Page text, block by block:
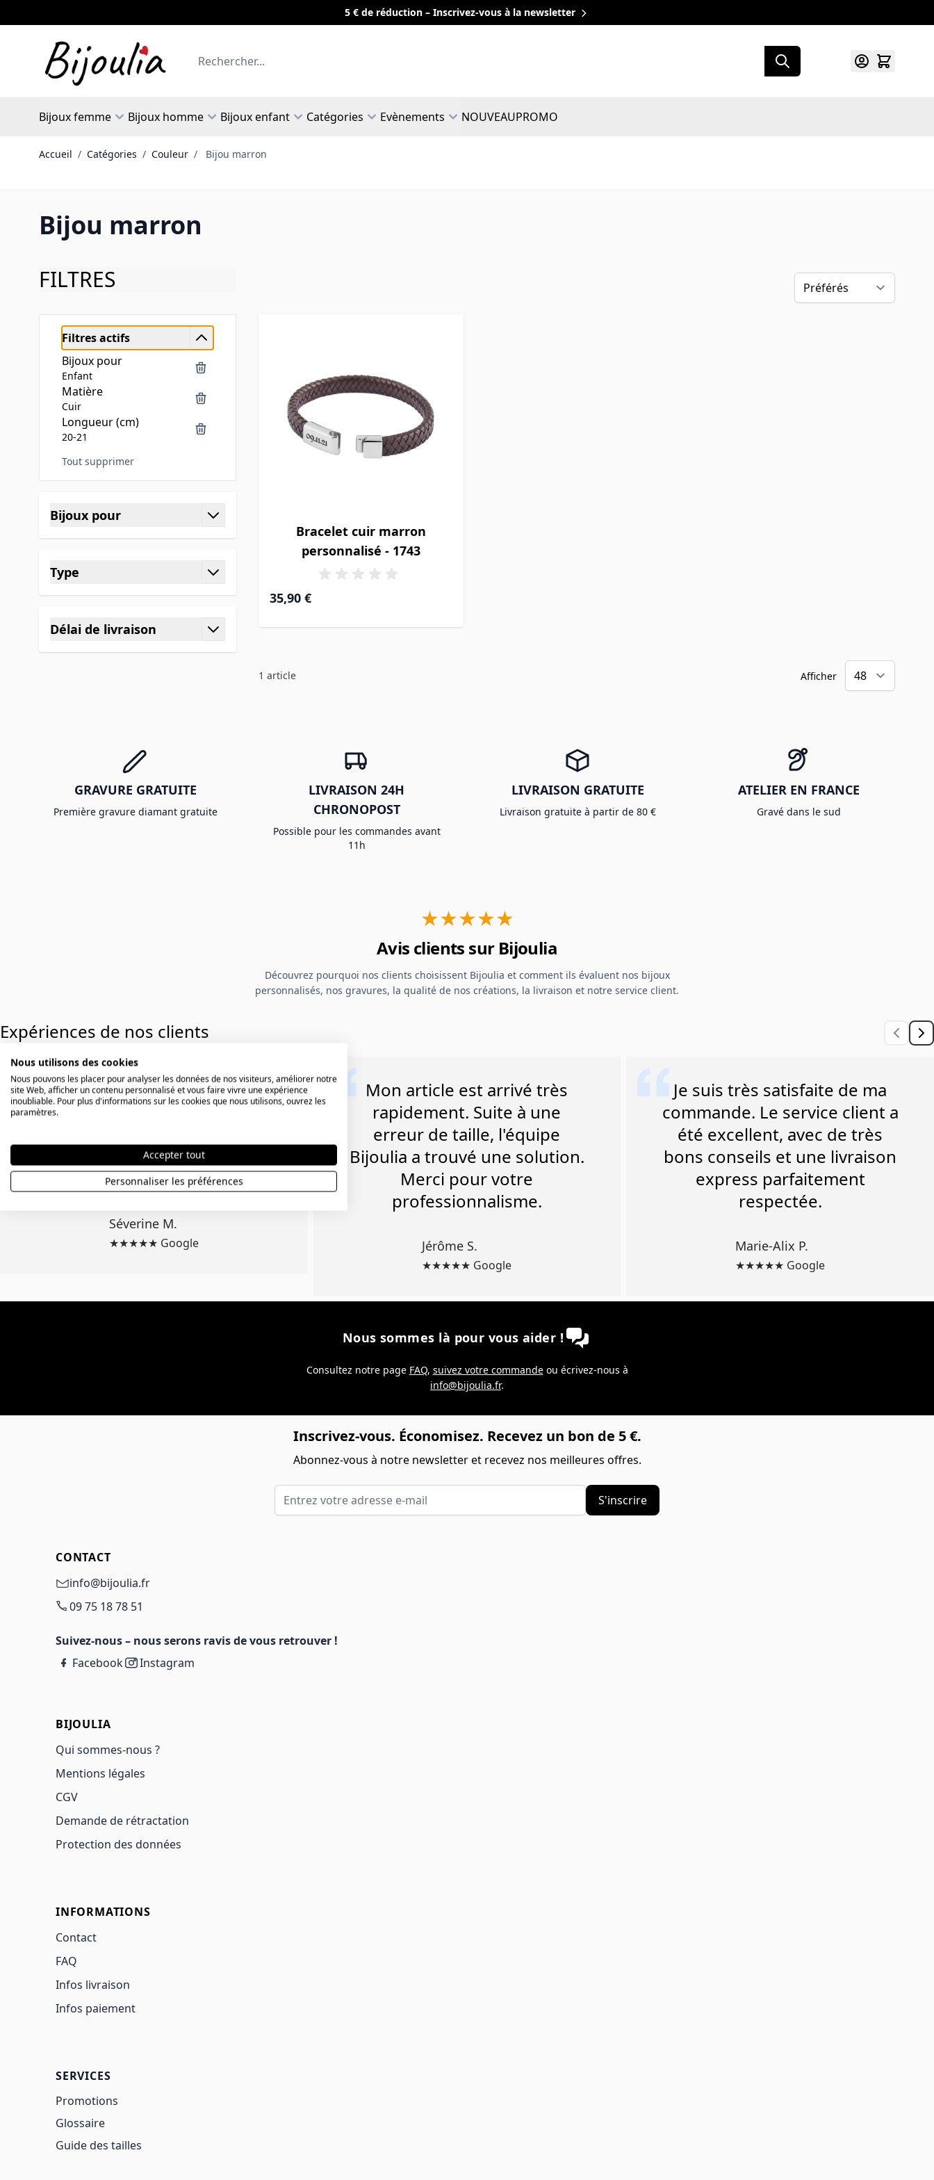
5 € de réduction – Inscrivez-vous à la newsletter
Rechercher
Bijoux femme Bijoux homme Bijoux enfant Catégories Evènements NOUVEAUPROMO
Accueil / Catégories / Couleur / Bijou marron
Bijou marron
FILTRES
Filtres actifs
Bijoux pour
Enfant
Matière
Cuir
Longueur (cm)
20-21
Tout supprimer
Bijoux pour
Type
Délai de livraison
Bracelet cuir marron
personnalisé - 1743
35,90 €
1 article Afficher
GRAVURE GRATUITE
Première gravure diamant gratuite
LIVRAISON 24H
CHRONOPOST
Possible pour les commandes avant
11h
LIVRAISON GRATUITE
Livraison gratuite à partir de 80 €
ATELIER EN FRANCE
Gravé dans le sud
★★★★★
Avis clients sur Bijoulia
Découvrez pourquoi nos clients choisissent Bijoulia et comment ils évaluent nos bijoux
personnalisés, nos gravures, la qualité de nos créations, la livraison et notre service client.
Expériences de nos clients
Réponse rapide à mes e-mails,
livraison dans les délais et
recommande vivement. Mes
filles adorent leurs bracelets.
Séverine M.
★★★★★ Google
Mon article est arrivé très
rapidement. Suite à une
erreur de taille, l'équipe
Bijoulia a trouvé une solution.
Merci pour votre
professionnalisme.
Jérôme S.
★★★★★ Google
Je suis très satisfaite de ma
commande. Le service client a
été excellent, avec de très
bons conseils et une livraison
express parfaitement
respectée.
Marie-Alix P.
★★★★★ Google
Nous sommes là pour vous aider !
Consultez notre page FAQ, suivez votre commandeou écrivez-nous à
info@bijoulia.fr.
Inscrivez-vous. Économisez. Recevez un bon de 5 €.
Abonnez-vous à notre newsletter et recevez nos meilleures offres.
Entrez votre adresse e-mail S'inscrire
CONTACT
info@bijoulia.fr
09 75 18 78 51
Suivez-nous – nous serons ravis de vous retrouver !
Facebook
Instagram
BIJOULIA
Qui sommes-nous ?
Mentions légales
CGV
Demande de rétractation
Protection des données
INFORMATIONS
Contact
FAQ
Infos livraison
Infos paiement
SERVICES
Promotions
Glossaire
Guide des tailles
Nous utilisons des cookies
Nous pouvons les placer pour analyser les données de nos visiteurs, améliorer notre
site Web, afficher un contenu personnalisé et vous faire vivre une expérience
inoubliable. Pour plus d'informations sur les cookies que nous utilisons, ouvrez les
paramètres.
Accepter tout
Personnaliser les préférences